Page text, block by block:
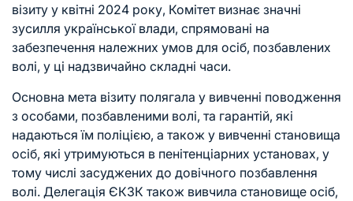
візиту у квітні 2024 року, Комітет визнає значні
зусилля української влади, спрямовані на
забезпечення належних умов для осіб, позбавлених
волі, у ці надзвичайно складні часи.
Основна мета візиту полягала у вивченні поводження
з особами, позбавленими волі, та гарантій, які
надаються їм поліцією, а також у вивченні становища
осіб, які утримуються в пенітенціарних установах, у
тому числі засуджених до довічного позбавлення
волі. Делегація ЄКЗК також вивчила становище осіб,